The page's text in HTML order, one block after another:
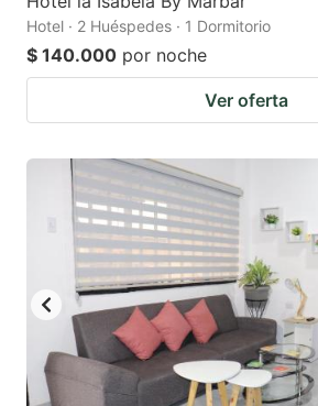
Hotel · 2 Huéspedes · 1 Dormitorio
$ 140.000 por noche
Ver oferta